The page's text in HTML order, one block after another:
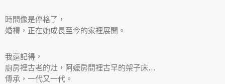
時間像是停格了，
婚禮 ，正在她成長至今的家裡展開。
我還記得，
廚房裡古老的灶，阿嬤房間裡古早的架子床…
傳承，一代又一代。